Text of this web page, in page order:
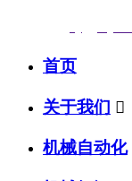
首页
关于我们 
机械自动化